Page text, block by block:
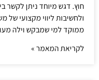
חוץ. דגש מיוחד ניתן לקשר
ולחשיבות ליווי מקצועי של
ממוקד למי שמבקש וילה
לקריאת המאמר »